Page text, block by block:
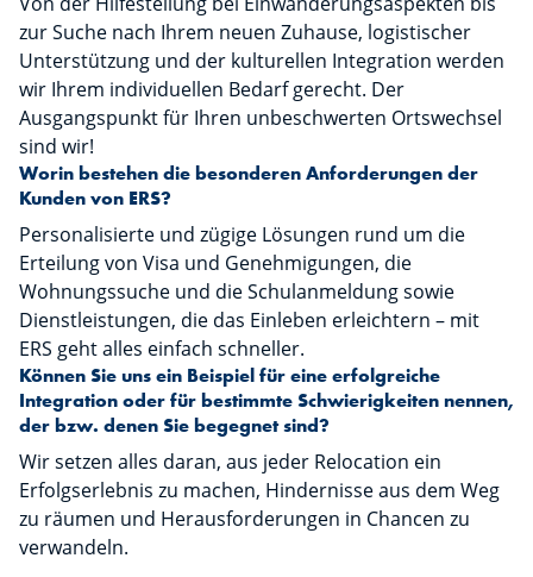
zur Suche nach Ihrem neuen Zuhause, logistischer
Unterstützung und der kulturellen Integration werden
wir Ihrem individuellen Bedarf gerecht. Der
Ausgangspunkt für Ihren unbeschwerten Ortswechsel
sind wir!
Worin bestehen die besonderen Anforderungen der
Kunden von ERS?
Personalisierte und zügige Lösungen rund um die
Erteilung von Visa und Genehmigungen, die
Wohnungssuche und die Schulanmeldung sowie
Dienstleistungen, die das Einleben erleichtern – mit
ERS geht alles einfach schneller.
Können Sie uns ein Beispiel für eine erfolgreiche
Integration oder für bestimmte Schwierigkeiten nennen,
der bzw. denen Sie begegnet sind?
Wir setzen alles daran, aus jeder Relocation ein
Erfolgserlebnis zu machen, Hindernisse aus dem Weg
zu räumen und Herausforderungen in Chancen zu
verwandeln.